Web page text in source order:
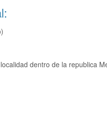
dentro de la republica